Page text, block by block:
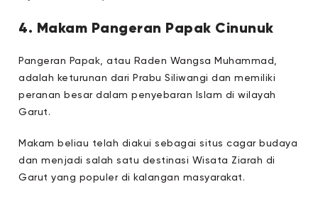
4. Makam Pangeran Papak Cinunuk
Pangeran Papak, atau Raden Wangsa Muhammad,
adalah keturunan dari Prabu Siliwangi dan memiliki
peranan besar dalam penyebaran Islam di wilayah
Garut.
Makam beliau telah diakui sebagai situs cagar budaya
dan menjadi salah satu destinasi Wisata Ziarah di
Garut yang populer di kalangan masyarakat.